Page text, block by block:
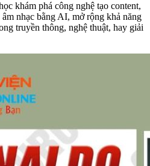
khám phá công nghệ tạo content,
nhạc bằng AI, mở rộng khả năng
truyền thông, nghệ thuật, hay giải